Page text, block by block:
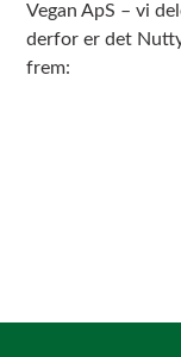
Vegan ApS – vi
derfor er det
frem: